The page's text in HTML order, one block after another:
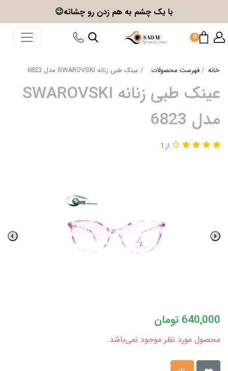
با یک چشم به هم زدن رو چشاته😉
0
خانه فهرست محصولات عینک طبی زنانه SWAROVSKI مدل 6823
عینک طبی زنانه SWAROVSKI
مدل 6823
از 1
640,000 تومان
محصول مورد نظر موجود نمی‌باشد.